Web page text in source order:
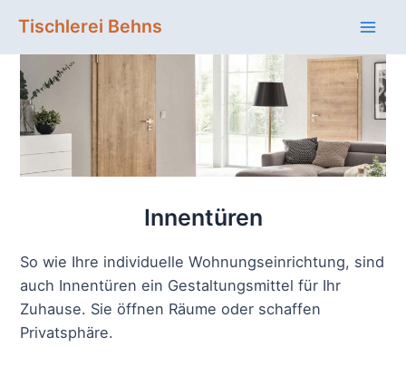
Inhalt
springen
Tischlerei Behns
Innentüren
So wie Ihre individuelle Wohnungseinrichtung, sind
auch Innentüren ein Gestaltungsmittel für Ihr
Zuhause. Sie öffnen Räume oder schaffen
Privatsphäre.